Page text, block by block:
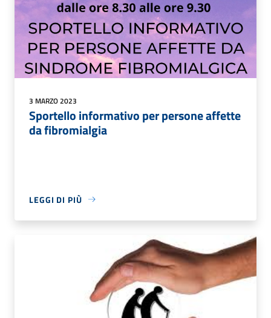
3 MARZO 2023
Sportello informativo per persone affette
da fibromialgia
LEGGI DI PIÙ